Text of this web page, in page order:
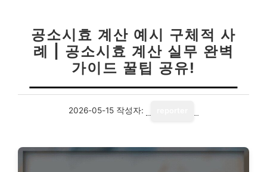
공소시효 계산 예시 구체적 사
례 | 공소시효 계산 실무 완벽
가이드 꿀팁 공유!
2026-05-15 작성자: